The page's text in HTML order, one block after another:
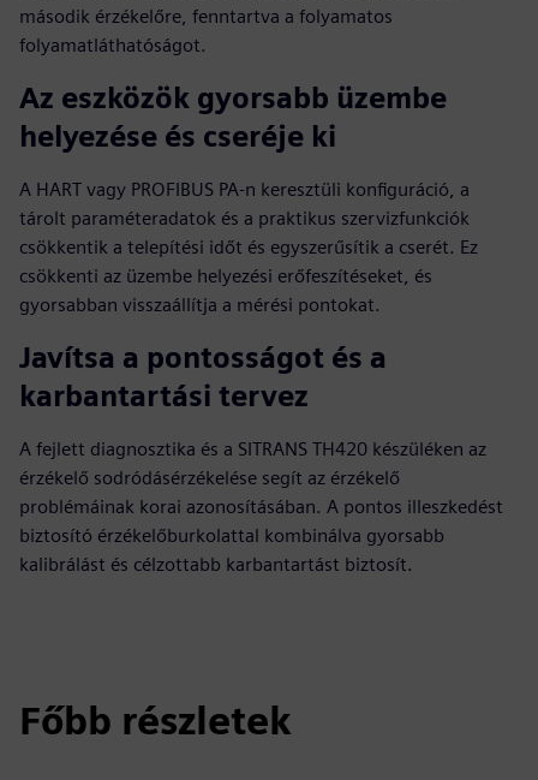
második érzékelőre, fenntartva a folyamatos
folyamatláthatóságot.
Az eszközök gyorsabb üzembe
helyezése és cseréje ki
A HART vagy PROFIBUS PA-n keresztüli konfiguráció, a
tárolt paraméteradatok és a praktikus szervizfunkciók
csökkentik a telepítési időt és egyszerűsítik a cserét. Ez
csökkenti az üzembe helyezési erőfeszítéseket, és
gyorsabban visszaállítja a mérési pontokat.
Javítsa a pontosságot és a
karbantartási tervez
A fejlett diagnosztika és a SITRANS TH420 készüléken az
érzékelő sodródásérzékelése segít az érzékelő
problémáinak korai azonosításában. A pontos illeszkedést
biztosító érzékelőburkolattal kombinálva gyorsabb
kalibrálást és célzottabb karbantartást biztosít.
Főbb részletek